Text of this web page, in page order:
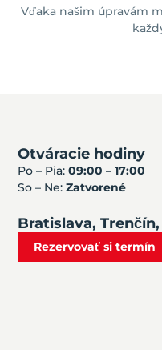
Vďaka našim úpravám
Otváracie hodiny
Po – Pia:09:00 – 17:00
So – Ne:Zatvorené
Bratislava,
Rezervovať si termín